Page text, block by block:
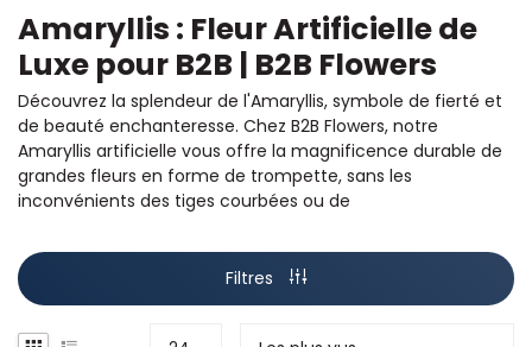
Amaryllis : Fleur Artificielle de
Luxe pour B2B | B2B Flowers
Découvrez la splendeur de l'Amaryllis, symbole de fierté et
de beauté enchanteresse. Chez B2B Flowers, notre
Amaryllis artificielle vous offre la magnificence durable de
grandes fleurs en forme de trompette, sans les
inconvénients des tiges courbées ou de
Filtres